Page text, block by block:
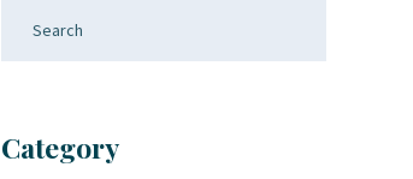
Category